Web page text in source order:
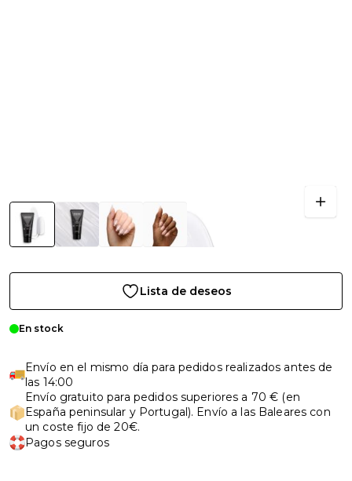
Lista de deseos
En stock
Envío en el mismo día para pedidos realizados antes de
las 14:00
Envío gratuito para pedidos superiores a 70 € (en
España peninsular y Portugal). Envío a las Baleares con
un coste fijo de 20€.
Pagos seguros